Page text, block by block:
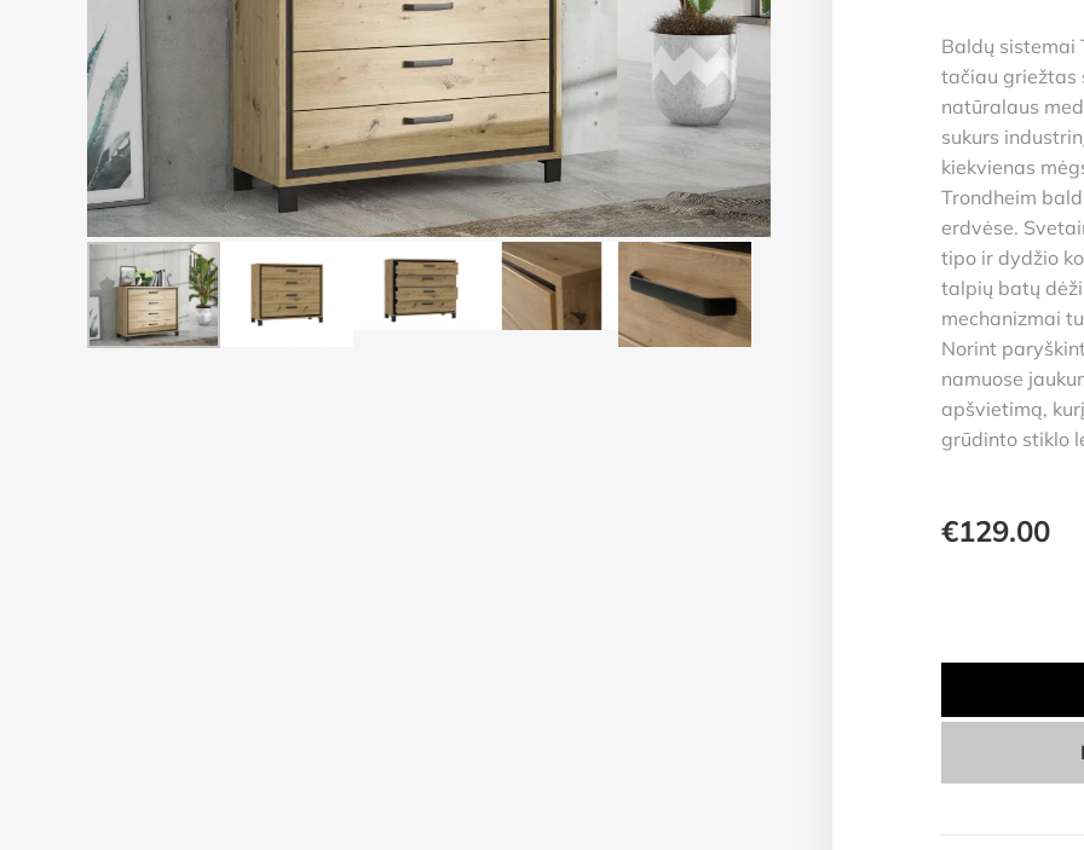
Baldų sistemai
tačiau griežtas
natūralaus
sukurs
kiekvienas
Trondheim
erdvėse.
tipo ir dydžio
talpių batų
mechanizmai
Norint
namuose
apšvietimą,
grūdinto stiklo
€129.00